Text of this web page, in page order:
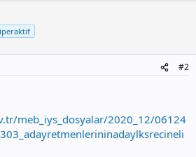
#2
meb_iys_dosyalar/2020_12/06124